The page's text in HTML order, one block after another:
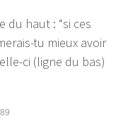
du haut : “si ces
tu mieux avoir
ci (ligne du bas)